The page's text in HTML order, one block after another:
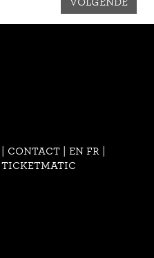
CONTACT| EN FR